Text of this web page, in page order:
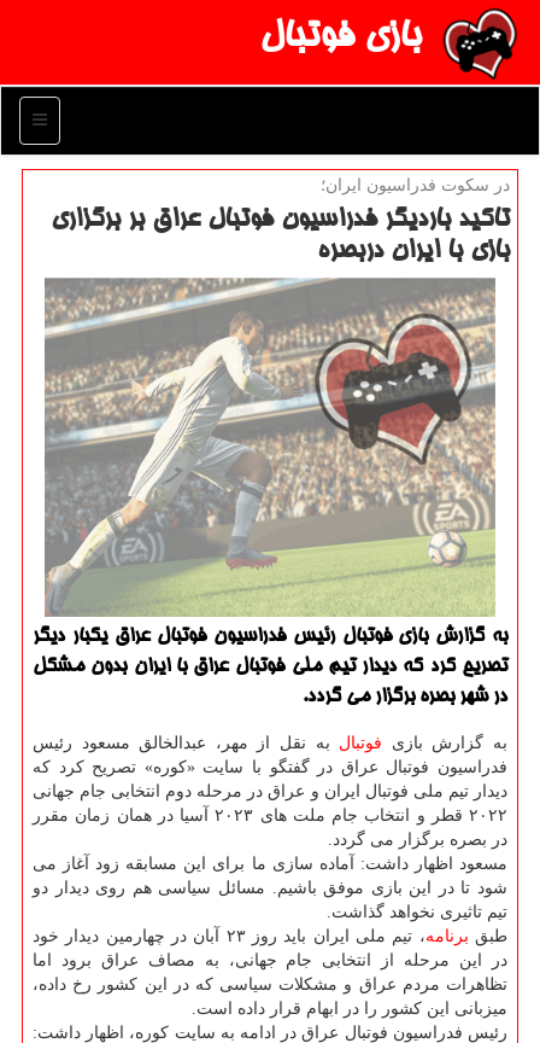
بازی فوتبال
منو
در سكوت فدراسیون ایران؛
تاكید باردیگر فدراسیون فوتبال عراق بر برگزاری
بازی با ایران دربصره
به گزارش بازی فوتبال رئیس فدراسیون فوتبال عراق یكبار دیگر
تصریح كرد كه دیدار تیم ملی فوتبال عراق با ایران بدون مشكل
در شهر بصره برگزار می گردد.
به گزارش بازی فوتبال به نقل از مهر، عبدالخالق مسعود رئیس
فدراسیون فوتبال عراق در گفتگو با سایت «كوره» تصریح كرد كه
دیدار تیم ملی فوتبال ایران و عراق در مرحله دوم انتخابی جام جهانی
۲۰۲۲ قطر و انتخاب جام ملت های ۲۰۲۳ آسیا در همان زمان مقرر
در بصره برگزار می گردد.
مسعود اظهار داشت: آماده سازی ما برای این مسابقه زود آغاز می
شود تا در این بازی موفق باشیم. مسائل سیاسی هم روی دیدار دو
تیم تاثیری نخواهد گذاشت.
طبق برنامه
، تیم ملی ایران باید روز ۲۳ آبان در چهارمین دیدار خود
در این مرحله از انتخابی جام جهانی، به مصاف عراق برود اما
تظاهرات مردم عراق و مشكلات سیاسی كه در این كشور رخ داده،
میزبانی این كشور را در ابهام قرار داده است.
رئیس فدراسیون فوتبال عراق در ادامه به سایت كوره، اظهار داشت: